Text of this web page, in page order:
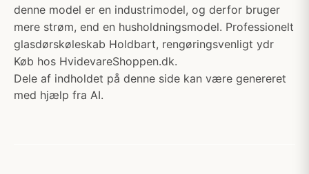
denne model er en industrimodel, og derfor bruger
mere strøm, end en husholdningsmodel. Professionelt
glasdørskøleskab Holdbart, rengøringsvenligt ydr
Køb hos HvidevareShoppen.dk.
Dele af indholdet på denne side kan være genereret
med hjælp fra AI.